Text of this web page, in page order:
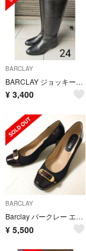
BARCLAY
BARCLAY ジョッキーブーツ（本革）
¥ 3,400
BARCLAY
Barclay バークレー エナメル バーガンディ ワインレッド パンプス
¥ 5,500